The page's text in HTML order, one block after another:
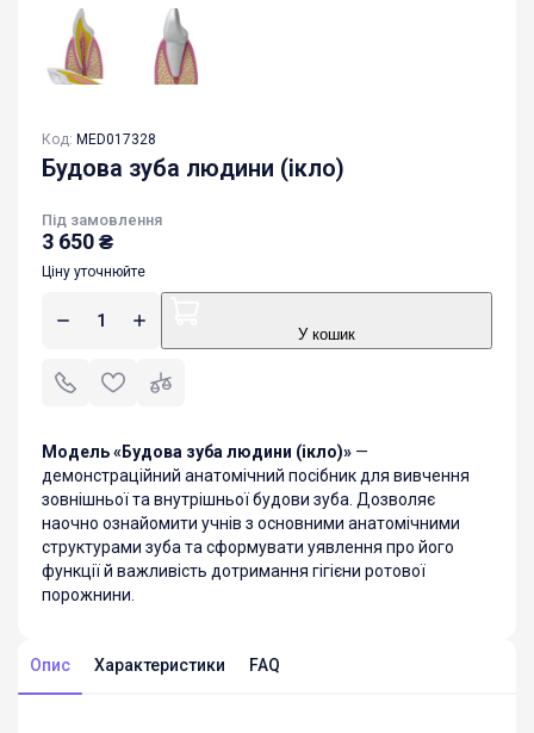
Код: MED017328
Будова зуба людини (ікло)
Під замовлення
3 650₴
Ціну уточнюйте
У кошик
Модель «Будова зуба людини (ікло)» —
демонстраційний анатомічний посібник для вивчення
зовнішньої та внутрішньої будови зуба. Дозволяє
наочно ознайомити учнів з основними анатомічними
структурами зуба та сформувати уявлення про його
функції й важливість дотримання гігієни ротової
порожнини.
Опис Характеристики FAQ